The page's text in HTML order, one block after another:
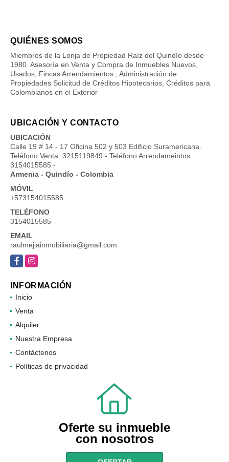
QUIÉNES SOMOS
Miembros de la Lonja de Propiedad Raíz del Quindío desde
1980. Asesoría en Venta y Compra de Inmuebles Nuevos,
Usados, Fincas Arrendamientos , Administración de
Propiedades Solicitud de Créditos Hipotecarios, Créditos para
Colombianos en el Exterior
UBICACIÓN Y CONTACTO
UBICACIÓN
Calle 19 # 14 - 17 Oficina 502 y 503 Edificio Suramericana.
Teléfono Venta: 3215119849 - Teléfono Arrendameintos :
3154015585 -
Armenia - Quindío - Colombia
MÓVIL
+573154015585
TELÉFONO
3154015585
EMAIL
raulmejiainmobiliaria@gmail.com
FacebookInstagram
INFORMACIÓN
Inicio
Venta
Alquiler
Nuestra Empresa
Contáctenos
Políticas de privacidad
Oferte su inmueble
con nosotros